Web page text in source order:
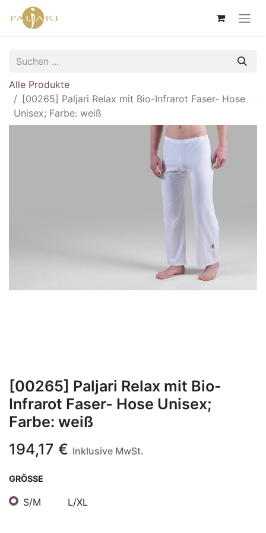
Alle Produkte
[00265] Paljari Relax mit Bio-Infrarot Faser- Hose
Unisex; Farbe: weiß
[00265] Paljari Relax mit Bio-
Infrarot Faser- Hose Unisex;
Farbe: weiß
194,17 € Inklusive MwSt.
GRÖSSE
S/M L/XL